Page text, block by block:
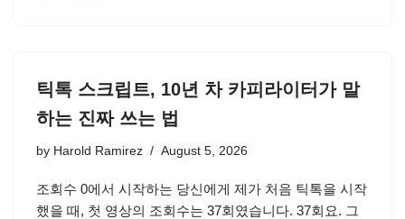
틱톡 스크립트, 10년 차 카피라이터가 말
하는 진짜 쓰는 법
by Harold Ramirez August 5, 2026
조회수 0에서 시작하는 당신에게 제가 처음 틱톡을 시작
했을 때, 첫 영상의 조회수는 37회였습니다. 37회요. 그